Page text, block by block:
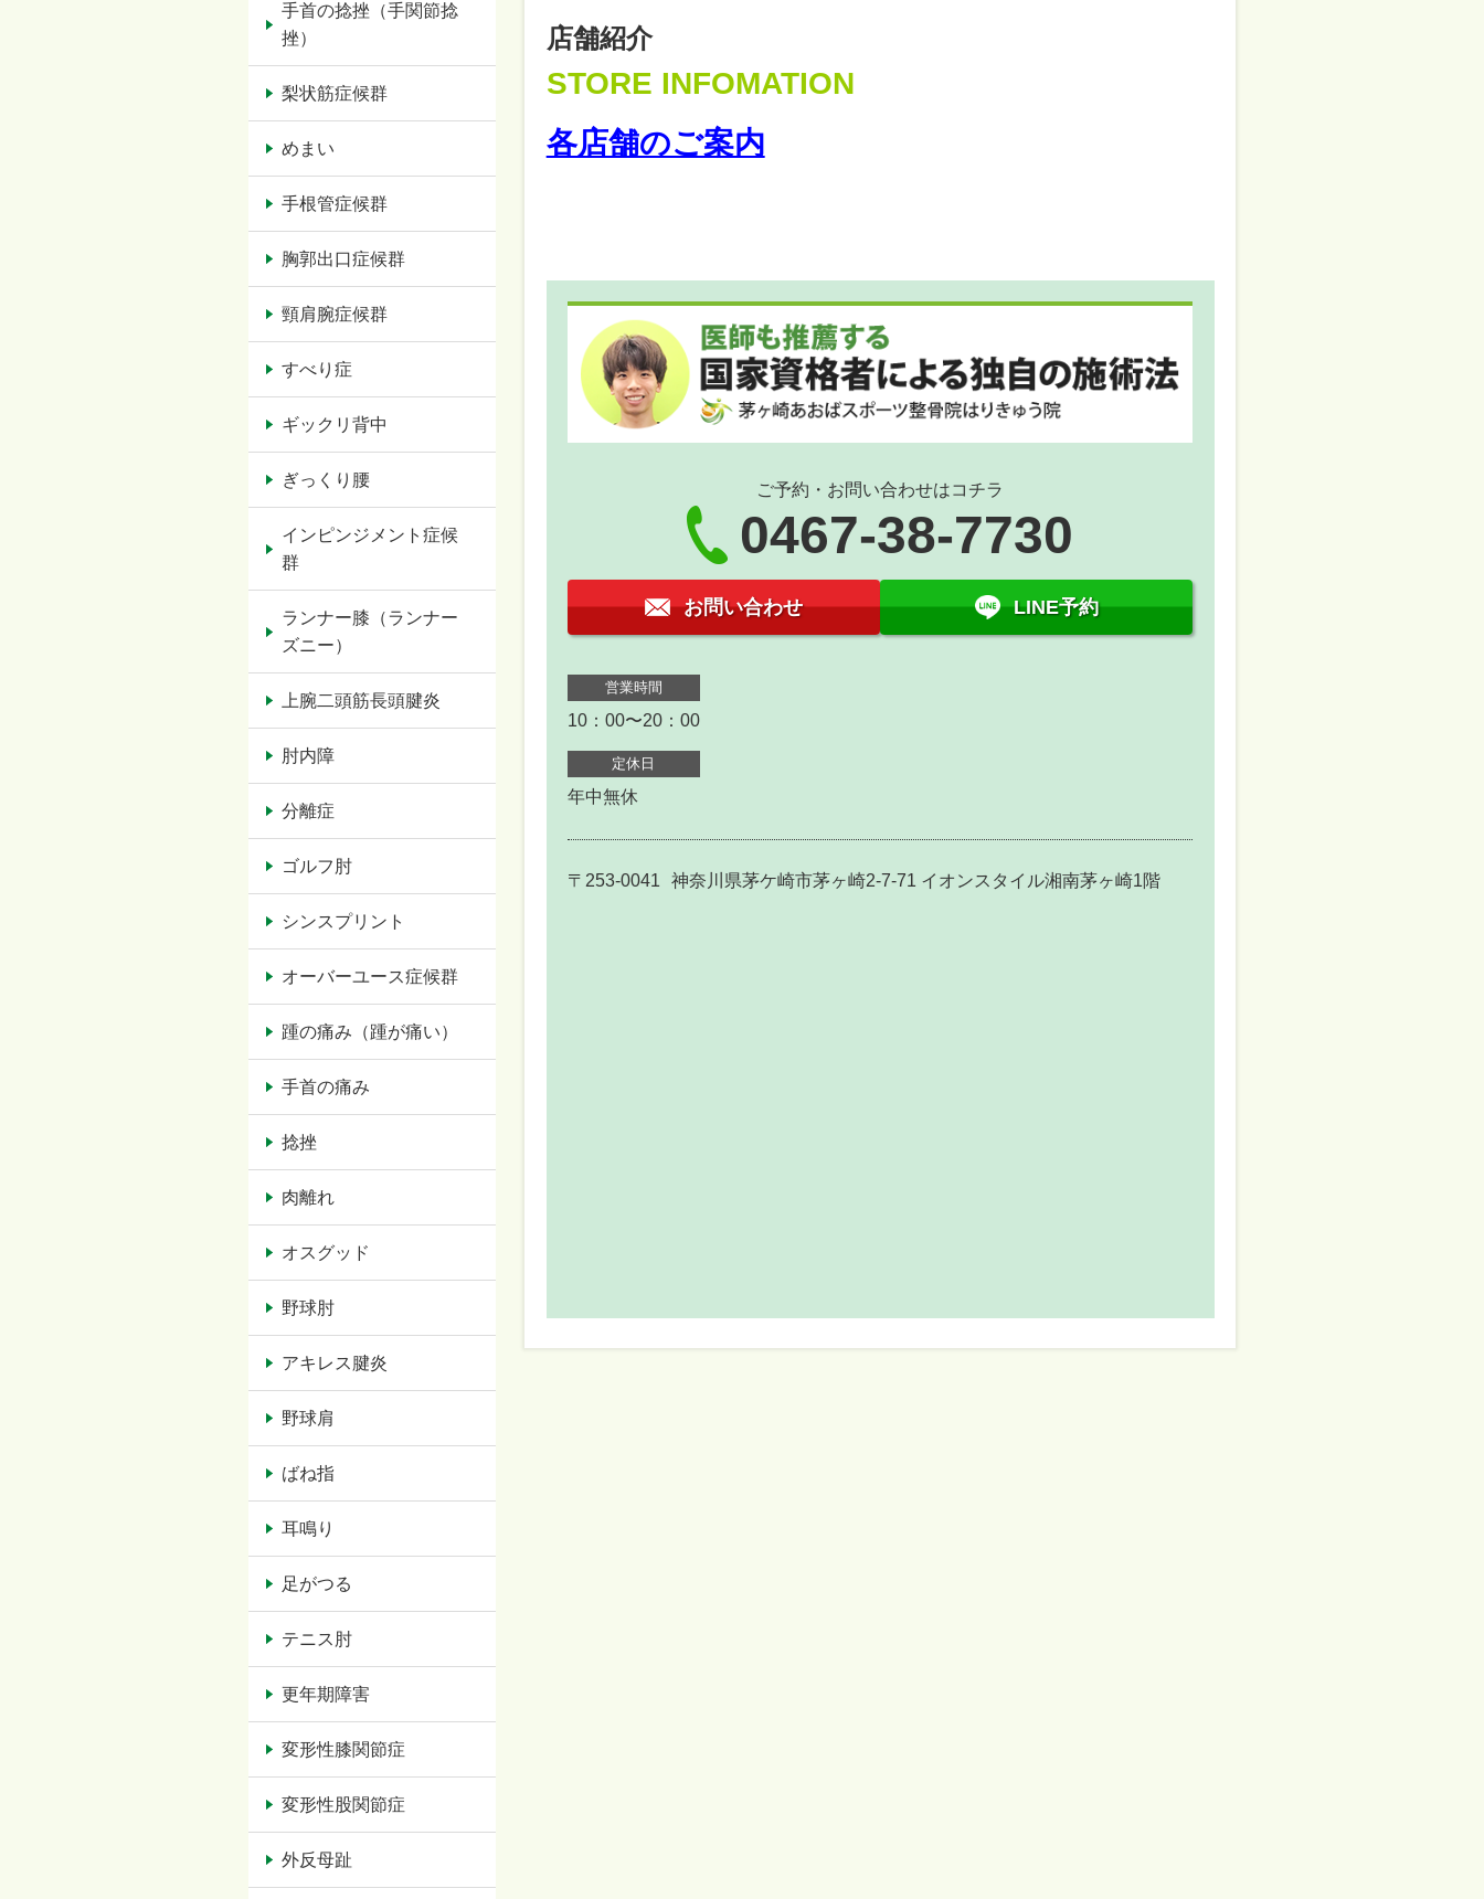
店舗紹介
STORE INFOMATION
各店舗のご案内
ご予約・お問い合わせはコチラ
0467-38-7730
お問い合わせ LINE予約
営業時間
10：00〜20：00
定休日
年中無休
〒253-0041 神奈川県茅ケ崎市茅ヶ崎2-7-71 イオンスタイル湘南茅ヶ崎1階
手首の捻挫（手関節捻
挫）
梨状筋症候群
めまい
手根管症候群
胸郭出口症候群
頸肩腕症候群
すべり症
ギックリ背中
ぎっくり腰
インピンジメント症候
群
ランナー膝（ランナー
ズニー）
上腕二頭筋長頭腱炎
肘内障
分離症
ゴルフ肘
シンスプリント
オーバーユース症候群
踵の痛み（踵が痛い）
手首の痛み
捻挫
肉離れ
オスグッド
野球肘
アキレス腱炎
野球肩
ばね指
耳鳴り
足がつる
テニス肘
更年期障害
変形性膝関節症
変形性股関節症
外反母趾